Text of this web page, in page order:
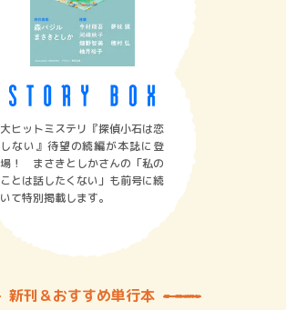
大ヒットミステリ『探偵小石は恋
しない』待望の続編が本誌に登
場！ まさきとしかさんの「私の
ことは話したくない」も前号に続
いて特別掲載します。
新刊＆おすすめ単行本